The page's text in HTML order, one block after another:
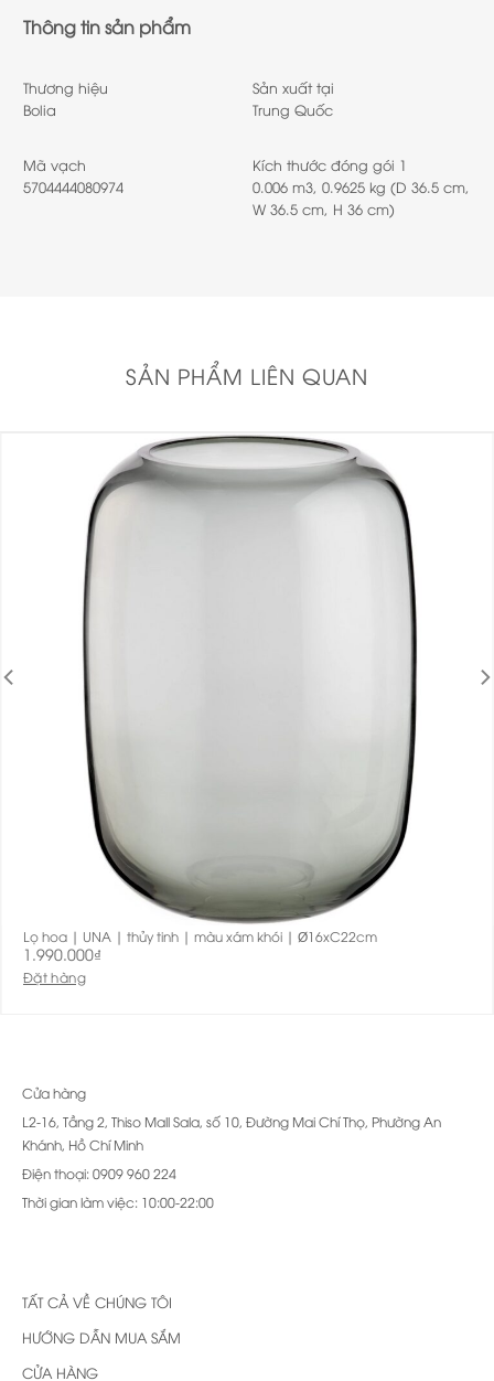
Thông tin sản phẩm
Thương hiệu
Bolia
Sản xuất tại
Trung Quốc
Mã vạch
5704444080974
Kích thước đóng gói 1
0.006 m3, 0.9625 kg (D 36.5 cm,
W 36.5 cm, H 36 cm)
SẢN PHẨM LIÊN QUAN
Lọ hoa | UNA | thủy tinh | màu xám khói | Ø16xC22cm
1.990.000₫
Đặt hàng
Cửa hàng
L2-16, Tầng 2, Thiso Mall Sala, số 10, Đường Mai Chí Thọ, Phường An
Khánh, Hồ Chí Minh
Điện thoại: 0909 960 224
Thời gian làm việc: 10:00-22:00
TẤT CẢ VỀ CHÚNG TÔI
HƯỚNG DẪN MUA SẮM
CỬA HÀNG